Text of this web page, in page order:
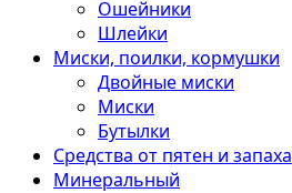
Ошейники
Шлейки
Миски, поилки, кормушки
Двойные миски
Миски
Бутылки
Средства от пятен и запаха
Минеральный